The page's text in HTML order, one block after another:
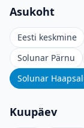
Asukoht
Eesti keskmine
Solunar Pärnu
Solunar
Kuupäev